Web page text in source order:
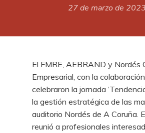
27 de marzo de 2023
El FMRE, AEBRAND y Nordés
Empresarial, con la
celebraron la jornada
la gestión estratégica de las
auditorio Nordés de A Coruña.
reunió a profesionales